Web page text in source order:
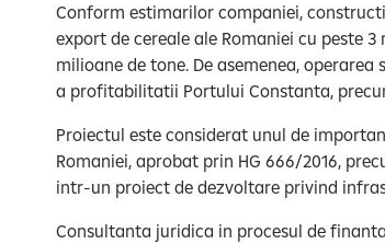
Conform estimarilor companiei,
export de cereale ale Romaniei cu peste
milioane de tone. De asemenea,
a profitabilitatii Portului Constanta,
Proiectul este considerat unul de
Romaniei, aprobat prin HG 666/2016,
intr-un proiect de dezvoltare privind
Consultanta juridica in procesul de